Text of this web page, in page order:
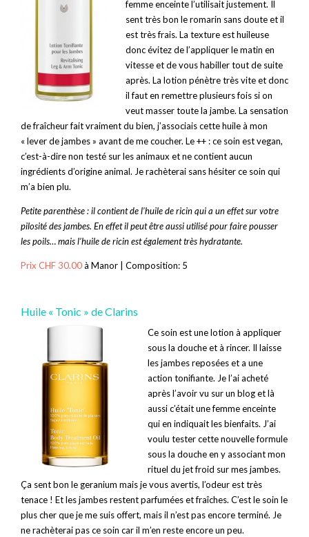
femme enceinte l’utilisait justement. Il
sent très bon le romarin sans doute et il
est très frais. La texture est huileuse
donc évitez de l’appliquer le matin en
vitesse et de vous habiller tout de suite
après. La lotion pénètre très vite et donc
il faut en remettre plusieurs fois si on
veut masser toute la jambe. La sensation
de fraîcheur fait vraiment du bien, j’associais cette huile à mon
« lever de jambes » avant de me coucher. Le ++ : ce soin est vegan,
c’est-à-dire non testé sur les animaux et ne contient aucun
ingrédients d’origine animal. Je rachèterai sans hésiter ce soin qui
m’a bien plu.
Petite parenthèse : il contient de l’huile de ricin qui a un effet sur votre
pilosité des jambes. En effet il peut être aussi utilisé pour faire pousser
les poils… mais l’huile de ricin est également très hydratante.
Prix CHF 30.00à Manor | Composition: 5
Huile « Tonic » de Clarins
Ce soin est une lotion à appliquer
sous la douche et à rincer. Il laisse
les jambes reposées et a une
action tonifiante. Je l’ai acheté
après l’avoir vu sur un blog et là
aussi c’était une femme enceinte
qui en indiquait les bienfaits. J’ai
voulu tester cette nouvelle formule
sous la douche en y associant mon
rituel du jet froid sur mes jambes.
Ça sent bon le geranium mais je vous avertis, l’odeur est très
tenace ! Et les jambes restent parfumées et fraîches. C’est le soin le
plus cher que je me suis offert, mais il n’est pas encore terminé. Je
ne rachèterai pas ce soin car il m’en reste encore un peu.